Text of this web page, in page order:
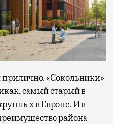
прилично. «Сокольники»
самый старый в
в Европе. И в
района